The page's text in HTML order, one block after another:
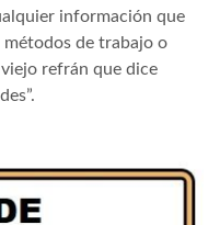
información que
métodos de trabajo o
refrán que dice